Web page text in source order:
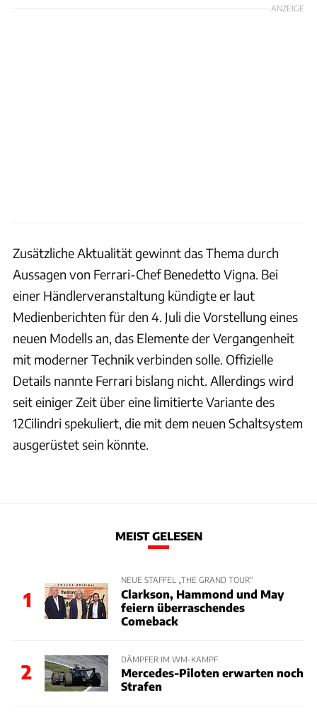
ANZEIGE
Zusätzliche Aktualität gewinnt das Thema durch
Aussagen von Ferrari-Chef Benedetto Vigna. Bei
einer Händlerveranstaltung kündigte er laut
Medienberichten für den 4. Juli die Vorstellung eines
neuen Modells an, das Elemente der Vergangenheit
mit moderner Technik verbinden solle. Offizielle
Details nannte Ferrari bislang nicht. Allerdings wird
seit einiger Zeit über eine limitierte Variante des
12Cilindri spekuliert, die mit dem neuen Schaltsystem
ausgerüstet sein könnte.
MEIST GELESEN
1
NEUE STAFFEL „THE GRAND TOUR“
Clarkson, Hammond und May
feiern überraschendes
Comeback
2
DÄMPFER IM WM-KAMPF
Mercedes-Piloten erwarten noch
Strafen